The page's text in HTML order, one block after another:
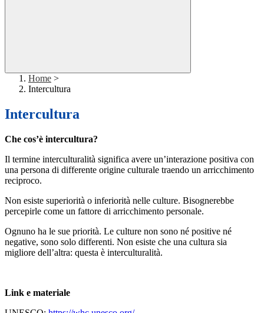
Home >
Intercultura
Intercultura
Che cos’è intercultura?
Il termine interculturalità significa avere un’interazione positiva con
una persona di differente origine culturale traendo un arricchimento
reciproco.
Non esiste superiorità o inferiorità nelle culture. Bisognerebbe
percepirle come un fattore di arricchimento personale.
Ognuno ha le sue priorità. Le culture non sono né positive né
negative, sono solo differenti. Non esiste che una cultura sia
migliore dell’altra: questa è interculturalità.
Link e materiale